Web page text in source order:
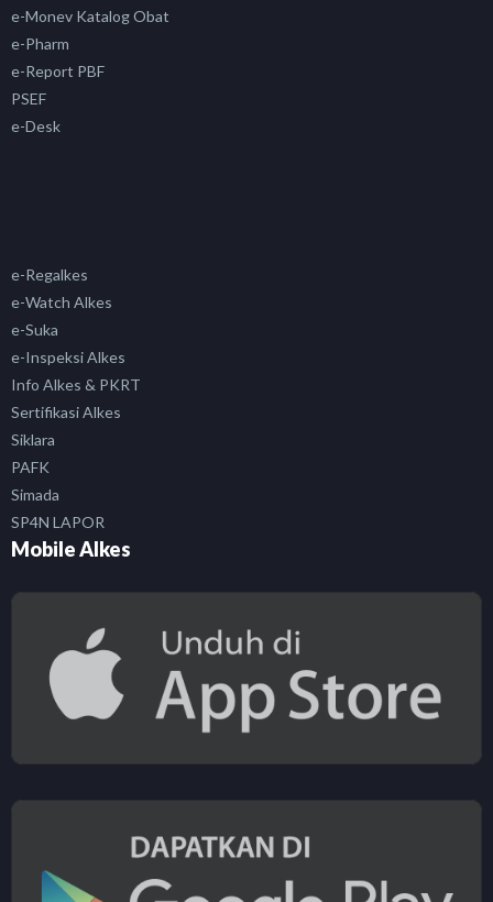
e-Monev Katalog Obat
e-Pharm
e-Report PBF
PSEF
e-Desk
e-Regalkes
e-Watch Alkes
e-Suka
e-Inspeksi Alkes
Info Alkes & PKRT
Sertifikasi Alkes
Siklara
PAFK
Simada
SP4N LAPOR
Mobile Alkes